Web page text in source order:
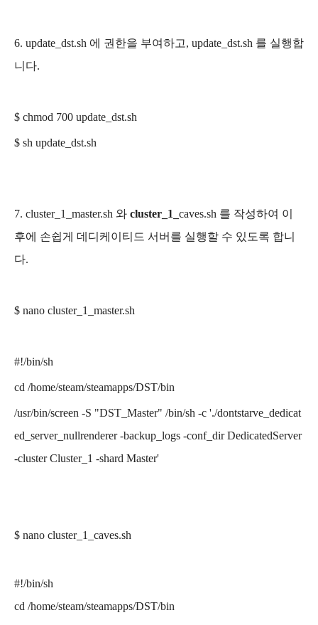
6. update_dst.sh 에 권한을 부여하고, update_dst.sh 를 실행합
니다.
$ chmod 700 update_dst.sh
$ sh update_dst.sh
7. cluster_1_master.sh 와 cluster_1_ caves.sh 를 작성하여 이
후에 손쉽게 데디케이티드 서버를 실행할 수 있도록 합니
다.
$ nano cluster_1_master.sh
#!/bin/sh
cd /home/steam/steamapps/DST/bin
/usr/bin/screen -S "DST_Master" /bin/sh -c './dontstarve_dedicat
ed_server_nullrenderer -backup_logs -conf_dir DedicatedServer
-cluster Cluster_1 -shard Master'
$ nano cluster_1_ caves.sh
#!/bin/sh
cd /home/steam/steamapps/DST/bin